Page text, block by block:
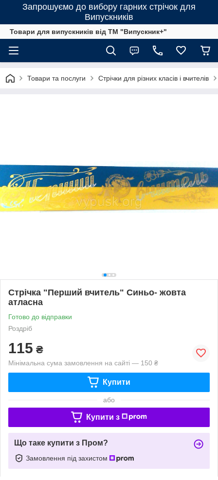
Запрошуємо до вибору гарних стрічок для
Випускників
Товари для випускників від ТМ "Випускник+"
Товари та послуги Стрічки для різних класів і вчителів
Стрічка "Перший вчитель" Синьо- жовта
атласна
Готово до відправки
Роздріб
115 ₴
Мінімальна сума замовлення на сайті — 150 ₴
Купити
або
Купити з
Що таке купити з Пром?
Замовлення під захистом